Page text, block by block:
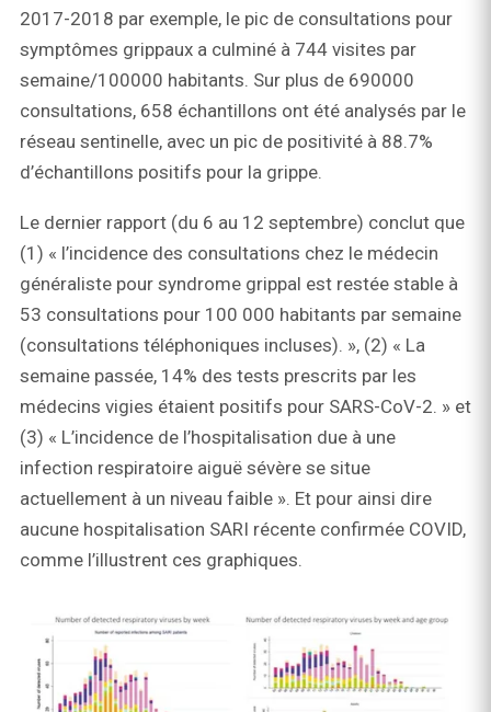
2017-2018 par exemple, le pic de consultations pour
symptômes grippaux a culminé à 744 visites par
semaine/100000 habitants. Sur plus de 690000
consultations, 658 échantillons ont été analysés par le
réseau sentinelle, avec un pic de positivité à 88.7%
d’échantillons positifs pour la grippe.
Le dernier rapport (du 6 au 12 septembre) conclut que
(1) « l’incidence des consultations chez le médecin
généraliste pour syndrome grippal est restée stable à
53 consultations pour 100 000 habitants par semaine
(consultations téléphoniques incluses). », (2) « La
semaine passée, 14% des tests prescrits par les
médecins vigies étaient positifs pour SARS-CoV-2. » et
(3) « L’incidence de l’hospitalisation due à une
infection respiratoire aiguë sévère se situe
actuellement à un niveau faible ». Et pour ainsi dire
aucune hospitalisation SARI récente confirmée COVID,
comme l’illustrent ces graphiques.